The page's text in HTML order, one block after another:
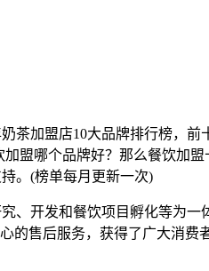
茶加盟店10大品牌排行榜，
盟哪个品牌好？那么餐饮加
。(榜单每月更新一次)
、开发和餐饮项目孵化等为
的售后服务，获得了广大消